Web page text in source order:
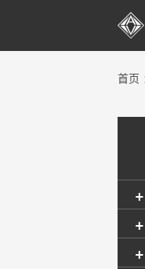
首页
+
+
+